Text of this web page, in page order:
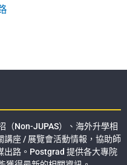
（Non-JUPAS）、海外升學相
講座 / 展覽會活動情報，協助師
出路。Postgrad 提供各大專院